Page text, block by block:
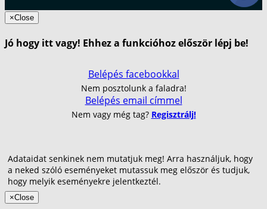
×Close
Jó hogy itt vagy! Ehhez a funkcióhoz először lépj be!
Belépés facebookkal
Nem posztolunk a faladra!
Belépés email címmel
Nem vagy még tag? Regisztrálj!
Adataidat senkinek nem mutatjuk meg! Arra használjuk, hogy
a neked szóló eseményeket mutassuk meg először és tudjuk,
hogy melyik eseményekre jelentkeztél.
×Close